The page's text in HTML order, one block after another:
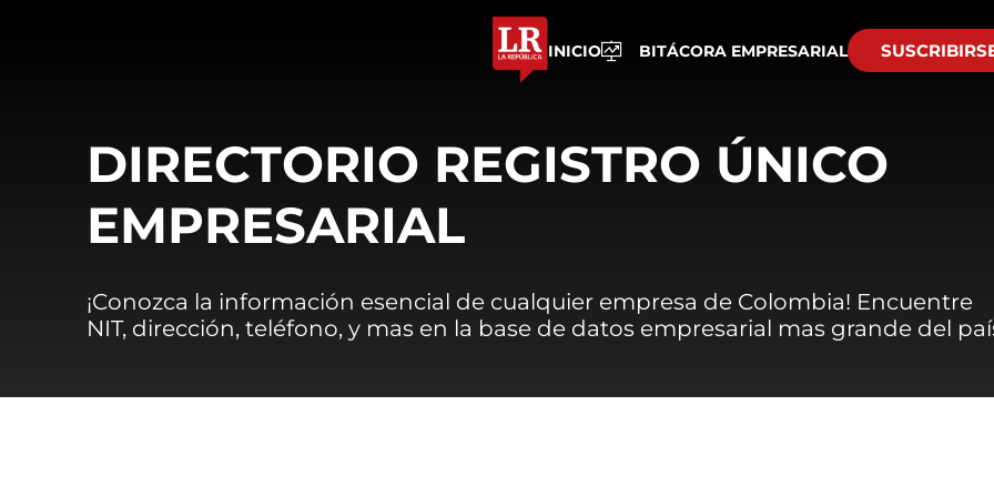
INICIO BITÁCORA EMPRESARIAL
DIRECTORIO REGISTRO ÚNICO
EMPRESARIAL
¡Conozca la información esencial de cualquier empresa de Colombia! Encuentre
NIT, dirección, teléfono, y mas en la base de datos empresarial mas grande del